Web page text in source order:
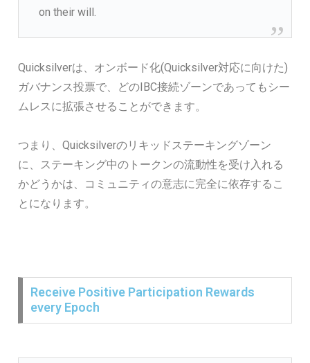
on their will.
Quicksilverは、オンボード化(Quicksilver対応に向けた)
ガバナンス投票で、どのIBC接続ゾーンであってもシー
ムレスに拡張させることができます。
つまり、Quicksilverのリキッドステーキングゾーン
に、ステーキング中のトークンの流動性を受け入れる
かどうかは、コミュニティの意志に完全に依存するこ
とになります。
Receive Positive Participation Rewards
every Epoch